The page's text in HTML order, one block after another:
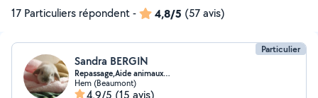
17 Particuliers répondent- 4,8/5 (57 avis)
Particulier
Sandra BERGIN
Repassage,Aide animaux…
Hem (Beaumont)
4,9/5 (15 avis)